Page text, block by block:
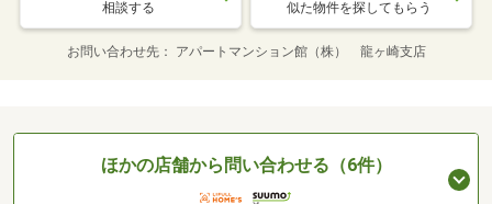
相談する 似た物件を探してもらう
お問い合わせ先 アパートマンション館（株） 龍ヶ崎支店
ほかの店舗から問い合わせる（6件）